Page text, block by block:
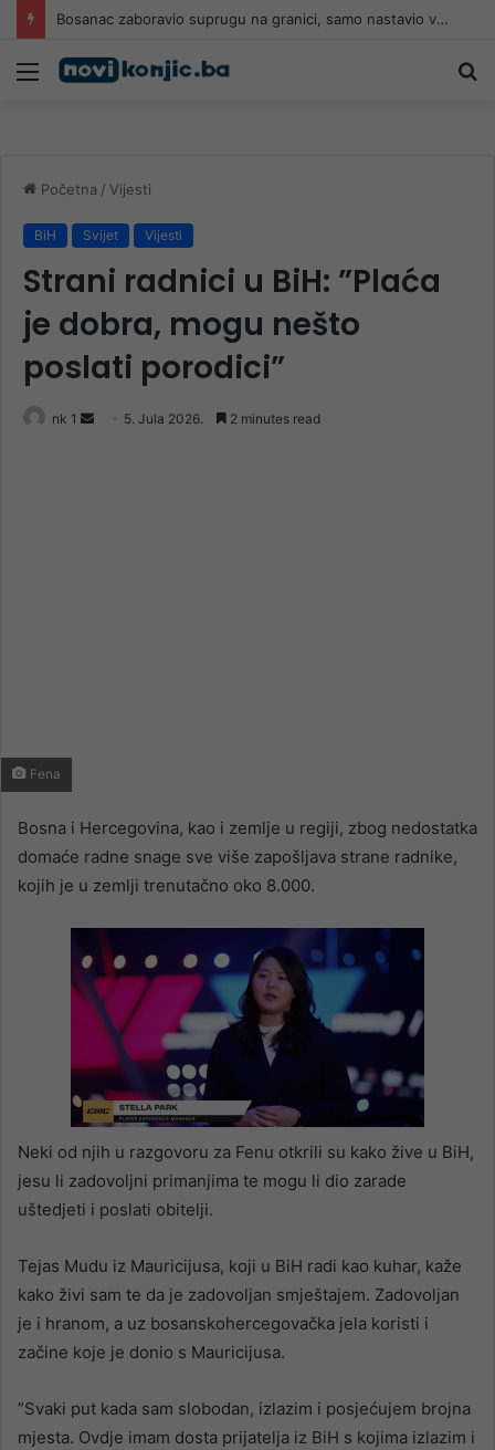
Bosanac zaboravio suprugu na granici, samo nastavio voziti za Njemačku bez nje
Meni
Početna / Vijesti
BiH Svijet Vijesti
Strani radnici u BiH: ”Plaća
je dobra, mogu nešto
poslati porodici”
nk 1
Send 5. Jula 2026. 2 minutes read
Fena
Bosna i Hercegovina, kao i zemlje u regiji, zbog nedostatka
domaće radne snage sve više zapošljava strane radnike,
kojih je u zemlji trenutačno oko 8.000.
Neki od njih u razgovoru za Fenu otkrili su kako žive u BiH,
jesu li zadovoljni primanjima te mogu li dio zarade
uštedjeti i poslati obitelji.
Tejas Mudu iz Mauricijusa, koji u BiH radi kao kuhar, kaže
kako živi sam te da je zadovoljan smještajem. Zadovoljan
je i hranom, a uz bosanskohercegovačka jela koristi i
začine koje je donio s Mauricijusa.
”Svaki put kada sam slobodan, izlazim i posjećujem brojna
mjesta. Ovdje imam dosta prijatelja iz BiH s kojima izlazim i